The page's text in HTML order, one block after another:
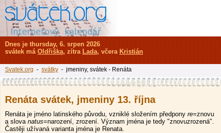
Renáta svátek, jmeniny 13. října
Renáta je jméno latinského původu, vzniklé složením předpony re=znovu
a slova natus=narození, zrození. Význam jména je tedy "znovuzrozená".
Častěji užívaná varianta jména je Renata.
Dnes je thursday, 6. srpen 2026
svátek má Oldřiška, zítra Lada, včera Kristián
Svatek.org - svátky - jmeniny, svátek - Renáta